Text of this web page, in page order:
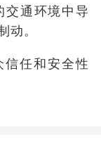
交通环境中导
。
任和安全性